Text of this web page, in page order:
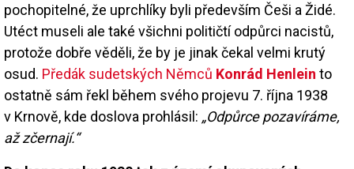
pochopitelné, že uprchlíky byli především Češi a Židé.
Utéct museli ale také všichni političtí odpůrci nacistů,
protože dobře věděli, že by je jinak čekal velmi krutý
osud. Předák sudetských Němců Konrád Henlein to
ostatně sám řekl během svého projevu 7. října 1938
v Krnově, kde doslova prohlásil: „Odpůrce pozavíráme,
až zčernají.“